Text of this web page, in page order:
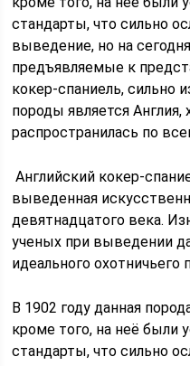
стандарты, что сильно
выведение, но на
предъявляемые к
кокер-спаниель, сильно
породы является
распространилась по
Английский кокер-
выведенная
девятнадцатого века.
ученых при выведении
идеального охотничьего
В 1902 году данная
кроме того, на неё были
стандарты, что сильно